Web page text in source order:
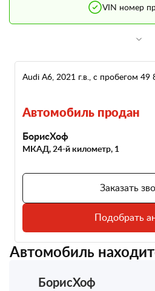
VIN номер
Audi A6, 2021 г.в., с пробегом 49
Автомобиль продан
БорисХоф
МКАД, 24-й километр, 1
Заказать
Подобрать
Автомобиль
БорисХоф